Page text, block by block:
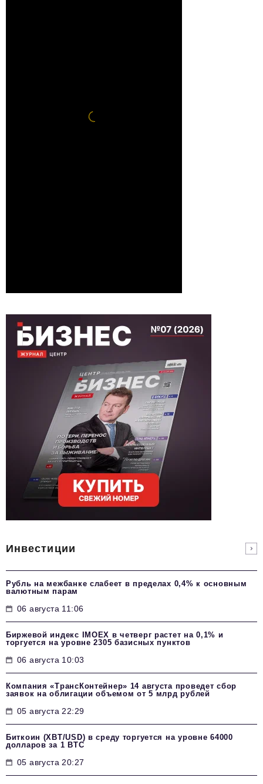
Инвестиции
Рубль на межбанке слабеет в пределах 0,4% к основным
валютным парам
06 августа 11:06
Биржевой индекс IMOEX в четверг растет на 0,1% и
торгуется на уровне 2305 базисных пунктов
06 августа 10:03
Компания «ТрансКонтейнер» 14 августа проведет сбор
заявок на облигации объемом от 5 млрд рублей
05 августа 22:29
Биткоин (XBT/USD) в среду торгуется на уровне 64000
долларов за 1 BTC
05 августа 20:27